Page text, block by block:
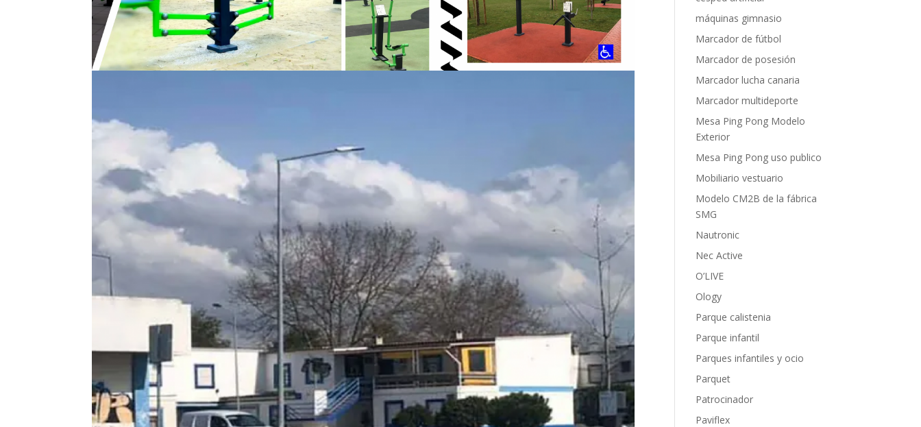
máquinas gimnasio
Marcador de fútbol
Marcador de posesión
Marcador lucha canaria
Marcador multideporte
Mesa Ping Pong Modelo
Exterior
Mesa Ping Pong uso publico
Mobiliario vestuario
Modelo CM2B de la fábrica
SMG
Nautronic
Nec Active
O’LIVE
Ology
Parque calistenia
Parque infantil
Parques infantiles y ocio
Parquet
Patrocinador
Paviflex